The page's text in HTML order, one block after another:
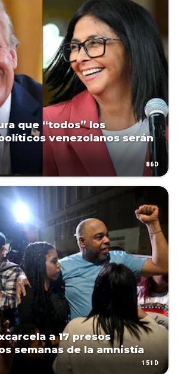
que “todos” los
venezolanos serán
86D
a 17 presos
semanas de la amnistía
151D